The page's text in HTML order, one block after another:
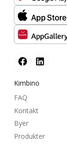
Kimbino
FAQ
Kontakt
Byer
Produkter